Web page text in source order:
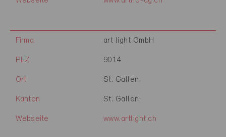
Firma art light GmbH
PLZ 9014
Ort St. Gallen
Kanton St. Gallen
Webseite www.artlight.ch